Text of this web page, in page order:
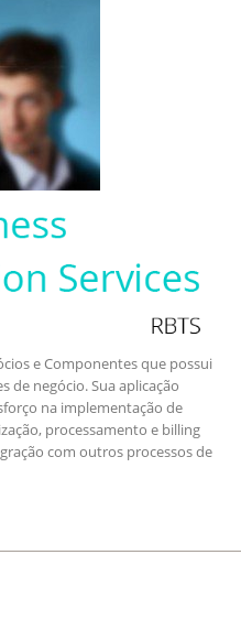
e Componentes que possui
negócio. Sua aplicação
na implementação de
processamento e billing
com outros processos de